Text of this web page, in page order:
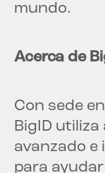
mundo.
Acerca de
Con sede
BigID
avanzado e
para